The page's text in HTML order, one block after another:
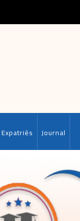
Expatriés Journal